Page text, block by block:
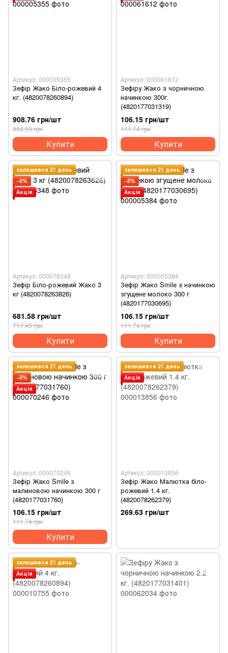
Артикул: 000005355
Зефір Жако Біло-рожевий 4
кг. (4820078260894)
908.76 грн/шт
956.59 грн
Купити
Артикул: 000061612
Зефіру Жако з чорничною
начинкою 300г.
(4820177031319)
106.15 грн/шт
111.74 грн
Купити
залишився 21 день
−5%
Акція
Артикул: 000078348
Зефір Біло-рожевий Жако 3
кг (4820078263826)
681.58 грн/шт
717.45 грн
Купити
залишився 21 день
−5%
Акція
Артикул: 000005384
Зефір Жако Smile з начинкою
згущене молоко 300 г
(4820177030695)
106.15 грн/шт
111.74 грн
Купити
залишився 21 день
−5%
Акція
Артикул: 000070246
Зефір Жако Smile з
малиновою начинкою 300 г
(4820177031760)
106.15 грн/шт
111.74 грн
Купити
залишився 21 день
Акція
Артикул: 000013856
Зефір Жако Малютка біло-
рожевий 1.4 кг.
(4820078262379)
269.63 грн/шт
залишився 21 день
Акція